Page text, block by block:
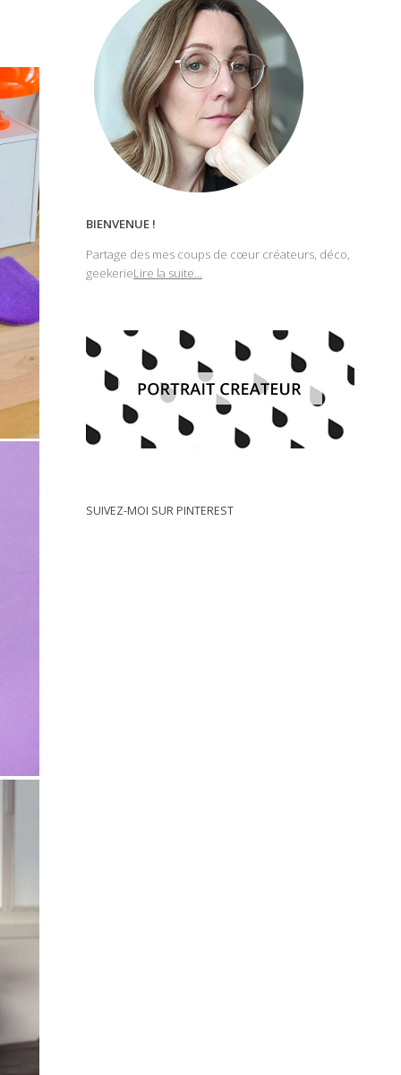
BIENVENUE !
Partage des mes coups de cœur créateurs, déco,
geekerieLire la suite...
SUIVEZ-MOI SUR PINTEREST